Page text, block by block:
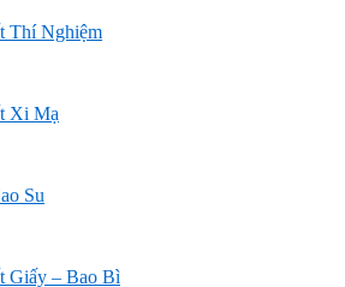
Thí Nghiệm
Xi Mạ
Su
Giấy – Bao Bì